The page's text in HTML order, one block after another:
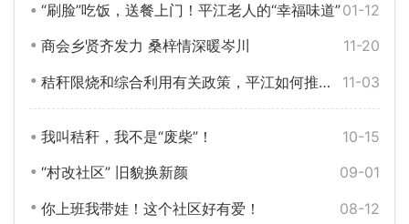
01-12
“刷脸”吃饭，送餐上门！平江老人的“幸福味道”
11-20
商会乡贤齐发力 桑梓情深暖岑川
11-03
秸秆限烧和综合利用有关政策，平江如何推行？
10-15
我叫秸秆，我不是“废柴”！
09-01
“村改社区” 旧貌换新颜
08-12
你上班我带娃！这个社区好有爱！